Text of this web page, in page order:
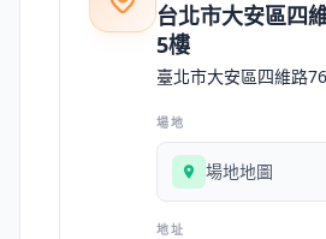
台北市大安區四
5樓
臺北市大安區四維路
場地
場地地圖
地址